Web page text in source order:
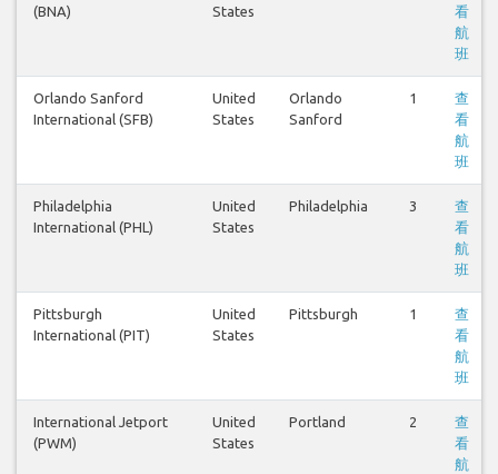
(BNA)
States
看
航
班
Orlando Sanford
International (SFB)
United
States
Orlando
Sanford
1
查
看
航
班
Philadelphia
International (PHL)
United
States
Philadelphia 3
查
看
航
班
Pittsburgh
International (PIT)
United
States
Pittsburgh 1
查
看
航
班
International Jetport
(PWM)
United
States
Portland 2
查
看
航